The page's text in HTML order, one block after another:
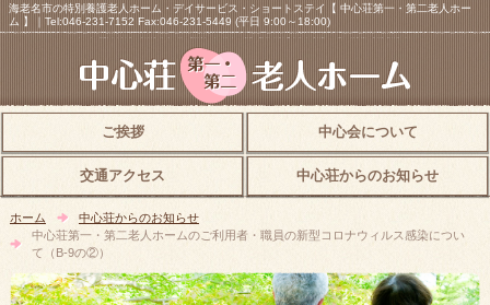
海老名市の特別養護老人ホーム・デイサービス・ショートステイ【 中心荘第一・第二老人ホー
ム 】｜Tel:046-231-7152 Fax:046-231-5449 (平日 9:00～18:00)
ご挨拶 中心会について
交通アクセス 中心荘からのお知らせ
ホーム
中心荘からのお知らせ
中心荘第一・第二老人ホームのご利用者・職員の新型コロナウィルス感染につい
て（B-9の②）